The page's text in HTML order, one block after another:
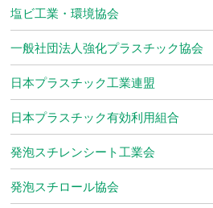
塩ビ工業・環境協会
一般社団法人強化プラスチック協会
日本プラスチック工業連盟
日本プラスチック有効利用組合
発泡スチレンシート工業会
発泡スチロール協会